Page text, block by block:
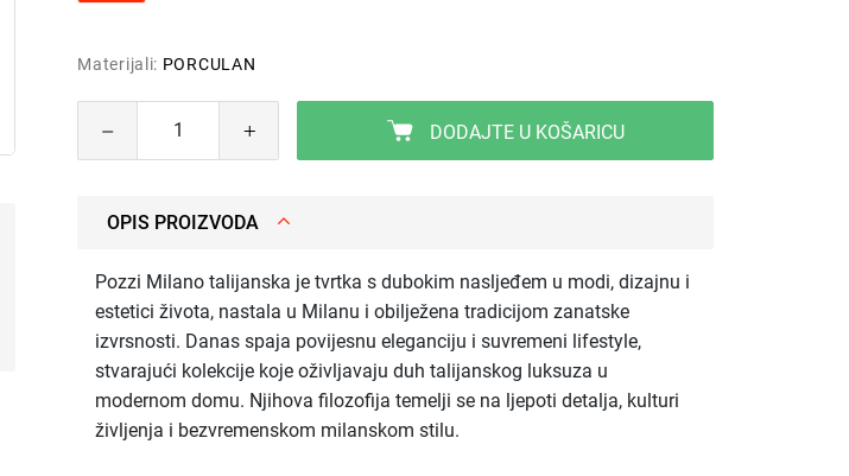
Materijali: PORCULAN
DODAJTE U KOŠARICU
OPIS PROIZVODA
Pozzi Milano talijanska je tvrtka s dubokim nasljeđem u modi, dizajnu i
estetici života, nastala u Milanu i obilježena tradicijom zanatske
izvrsnosti. Danas spaja povijesnu eleganciju i suvremeni lifestyle,
stvarajući kolekcije koje oživljavaju duh talijanskog luksuza u
modernom domu. Njihova filozofija temelji se na ljepoti detalja, kulturi
življenja i bezvremenskom milanskom stilu.